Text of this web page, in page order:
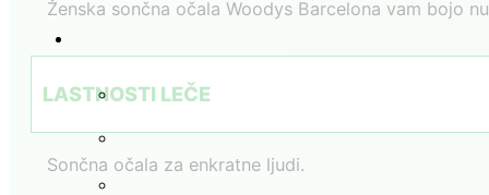
Ženska sončna očala Woodys Barcelona vam bojo
LASTNOSTI LEČE
Sončna očala za enkratne ljudi.